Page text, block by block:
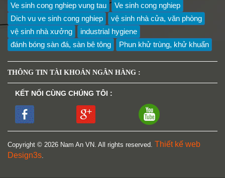
Ve sinh cong nghiep vung tau
Ve sinh cong nghiep
Dich vu ve sinh cong nghiep
vệ sinh nhà cửa, văn phòng
vệ sinh nhà xưởng
industrial hygiene
đánh bóng sàn đá, sàn bê tông
Phun khử trùng, khử khuẩn
THÔNG TIN TÀI KHOẢN NGÂN HÀNG :
KẾT NỐI CÙNG CHÚNG TÔI :
Copyright © 2026 Nam An VN. All rights reserved. Thiết kế web
Design3s